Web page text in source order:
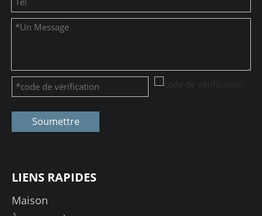
Soumettre
LIENS RAPIDES
Maison